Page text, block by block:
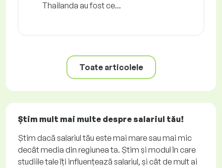
Thailanda au fost ce...
Toate articolele
Știm mult mai multe despre salariul tău!
Știm dacă salariul tău este mai mare sau mai mic
decât media din regiunea ta. Știm și modul în care
studiile tale îți influențează salariul, și cât de mult ai